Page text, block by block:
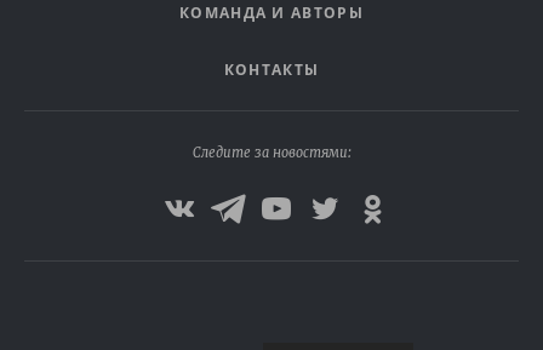
КОМАНДА И АВТОРЫ
КОНТАКТЫ
Следите за новостями: